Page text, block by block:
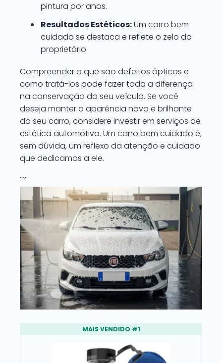
pintura por anos.
Resultados Estéticos:Um carro bem
cuidado se destaca e reflete o zelo do
proprietário.
Compreender o que são defeitos ópticos e
como tratá-los pode fazer toda a diferença
na conservação do seu veículo. Se você
deseja manter a aparência nova e brilhante
do seu carro, considere investir em serviços de
estética automotiva. Um carro bem cuidado é,
sem dúvida, um reflexo da atenção e cuidado
que dedicamos a ele.
```
MAIS VENDIDO #1